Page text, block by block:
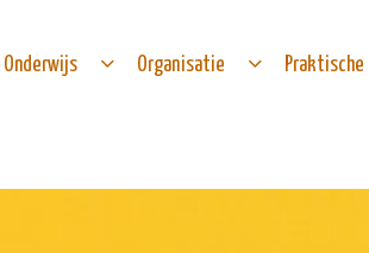
Onderwijs Organisatie Praktische